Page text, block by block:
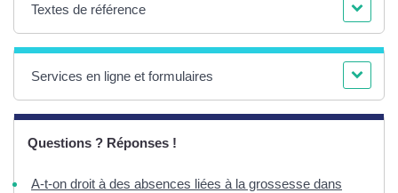
Textes de référence
Services en ligne et formulaires
Questions ? Réponses !
A-t-on droit à des absences liées à la grossesse dans